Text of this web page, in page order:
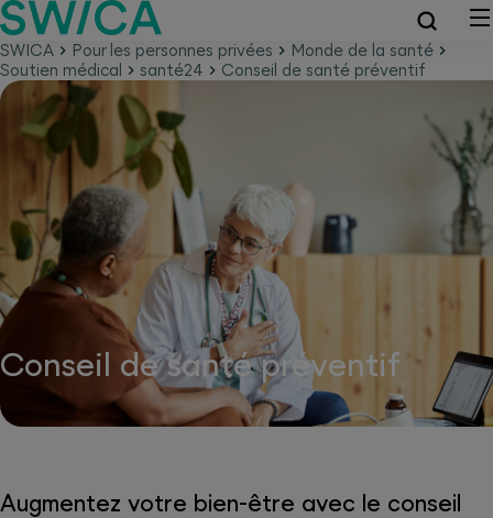
SWICA Pour les personnes privées
Monde de la santé
Soutien médical
santé24 Conseil de santé préventif
Conseil de santé préventif
Augmentez votre bien-être avec le conseil